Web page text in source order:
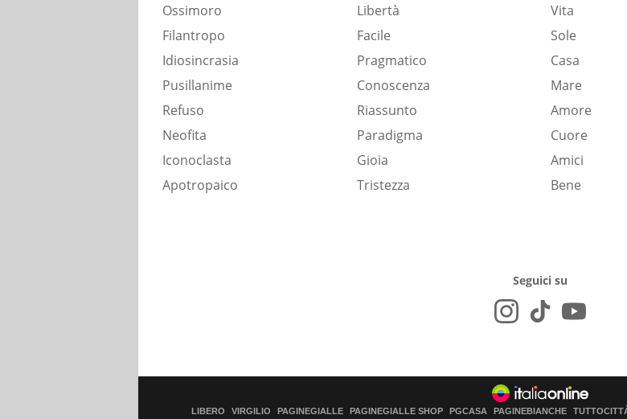
Ossimoro
Filantropo
Idiosincrasia
Pusillanime
Refuso
Neofita
Iconoclasta
Apotropaico
Libertà
Facile
Pragmatico
Conoscenza
Riassunto
Paradigma
Gioia
Tristezza
Vita
Sole
Casa
Mare
Amore
Cuore
Amici
Bene
Seguici su
LIBERO VIRGILIO PAGINEGIALLE PAGINEGIALLE SHOP PGCASA PAGINEBIANCHE